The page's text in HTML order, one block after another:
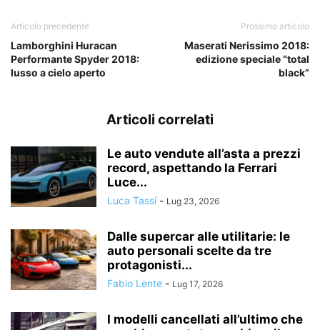
Articolo precedente
Lamborghini Huracan
Performante Spyder 2018:
lusso a cielo aperto
Prossimo articolo
Maserati Nerissimo 2018:
edizione speciale “total
black”
Articoli correlati
Le auto vendute all’asta a prezzi
record, aspettando la Ferrari
Luce...
Luca Tassi - Lug 23, 2026
Dalle supercar alle utilitarie: le
auto personali scelte da tre
protagonisti...
Fabio Lente - Lug 17, 2026
I modelli cancellati all’ultimo che